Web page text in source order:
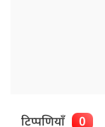
टिप्पणियाँ 0